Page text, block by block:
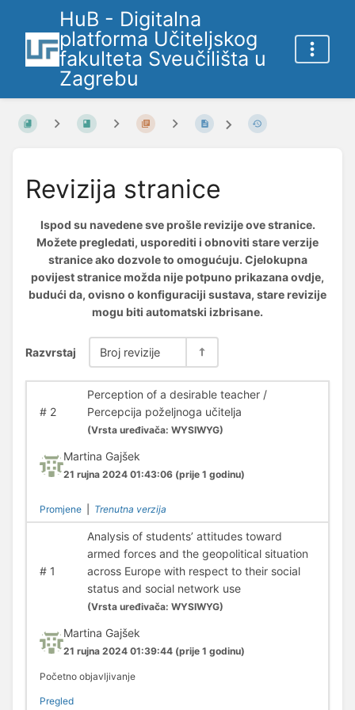
HuB - Digitalna
platforma Učiteljskog
fakulteta Sveučilišta u
Zagrebu
Revizija stranice
Ispod su navedene sve prošle revizije ove stranice.
Možete pregledati, usporediti i obnoviti stare verzije
stranice ako dozvole to omogućuju. Cjelokupna
povijest stranice možda nije potpuno prikazana ovdje,
budući da, ovisno o konfiguraciji sustava, stare revizije
mogu biti automatski izbrisane.
Razvrstaj Broj revizije
#2
Perception of a desirable teacher /
Percepcija poželjnoga učitelja
(Vrsta uređivača: WYSIWYG)
Martina Gajšek
21 rujna 2024 01:43:06 (prije 1 godinu)
Promjene Trenutna verzija
#1
Analysis of students’ attitudes toward
armed forces and the geopolitical situation
across Europe with respect to their social
status and social network use
(Vrsta uređivača: WYSIWYG)
Martina Gajšek
21 rujna 2024 01:39:44 (prije 1 godinu)
Početno objavljivanje
Pregled